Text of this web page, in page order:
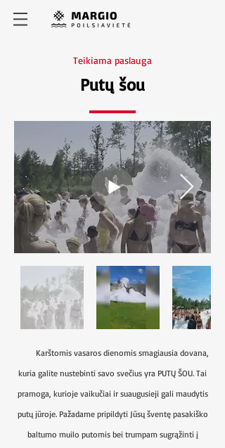
Teikiama paslauga
Putų šou
Karštomis vasaros dienomis smagiausia dovana,
kuria galite nustebinti savo svečius yra PUTŲ ŠOU. Tai
pramoga, kurioje vaikučiai ir suaugusieji gali maudytis
putų jūroje. Pažadame pripildyti Jūsų šventę pasakiško
baltumo muilo putomis bei trumpam sugrąžinti į